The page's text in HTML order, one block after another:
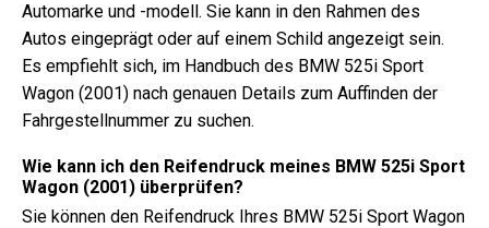
Automarke und -modell. Sie kann in den Rahmen des
Autos eingeprägt oder auf einem Schild angezeigt sein.
Es empfiehlt sich, im Handbuch des BMW 525i Sport
Wagon (2001) nach genauen Details zum Auffinden der
Fahrgestellnummer zu suchen.
Wie kann ich den Reifendruck meines BMW 525i Sport
Wagon (2001) überprüfen?
Sie können den Reifendruck Ihres BMW 525i Sport Wagon